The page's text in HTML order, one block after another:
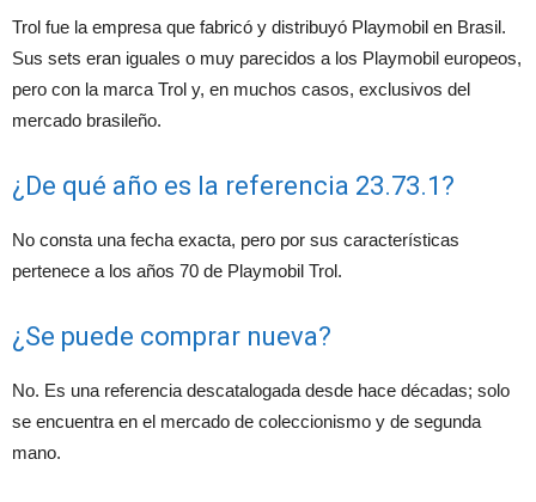
Trol fue la empresa que fabricó y distribuyó Playmobil en Brasil.
Sus sets eran iguales o muy parecidos a los Playmobil europeos,
pero con la marca Trol y, en muchos casos, exclusivos del
mercado brasileño.
¿De qué año es la referencia 23.73.1?
No consta una fecha exacta, pero por sus características
pertenece a los años 70 de Playmobil Trol.
¿Se puede comprar nueva?
No. Es una referencia descatalogada desde hace décadas; solo
se encuentra en el mercado de coleccionismo y de segunda
mano.